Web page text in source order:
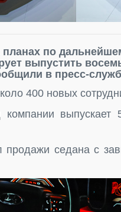
по
выпустить
в пресс-
400 новых
выпускает
продажи седана с